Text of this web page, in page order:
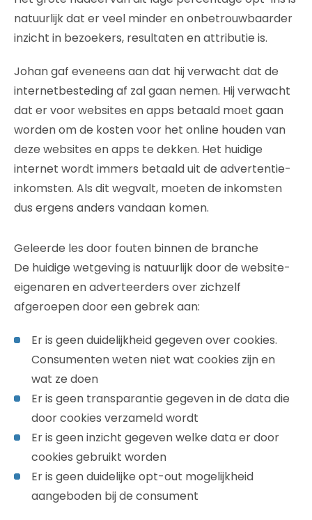
natuurlijk dat er veel minder en onbetrouwbaarder
inzicht in bezoekers, resultaten en attributie is.
Johan gaf eveneens aan dat hij verwacht dat de
internetbesteding af zal gaan nemen. Hij verwacht
dat er voor websites en apps betaald moet gaan
worden om de kosten voor het online houden van
deze websites en apps te dekken. Het huidige
internet wordt immers betaald uit de advertentie-
inkomsten. Als dit wegvalt, moeten de inkomsten
dus ergens anders vandaan komen.
Geleerde les door fouten binnen de branche
De huidige wetgeving is natuurlijk door de website-
eigenaren en adverteerders over zichzelf
afgeroepen door een gebrek aan:
Er is geen duidelijkheid gegeven over cookies.
Consumenten weten niet wat cookies zijn en
wat ze doen
Er is geen transparantie gegeven in de data die
door cookies verzameld wordt
Er is geen inzicht gegeven welke data er door
cookies gebruikt worden
Er is geen duidelijke opt-out mogelijkheid
aangeboden bij de consument